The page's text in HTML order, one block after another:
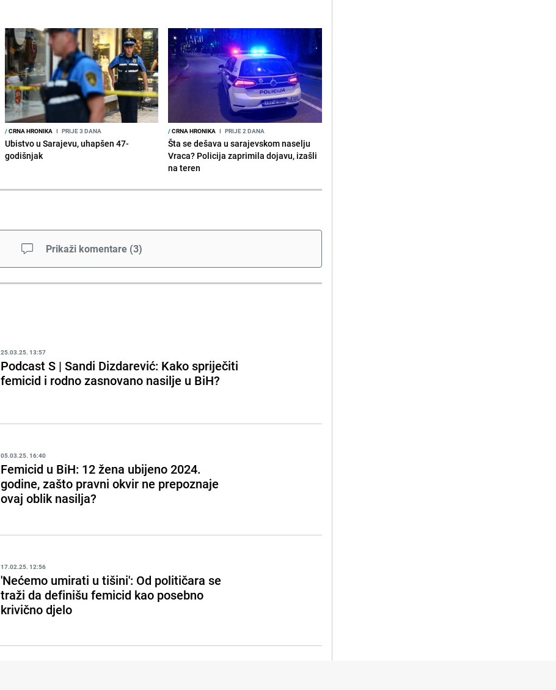
/CRNA HRONIKA I PRIJE 3 DANA
Ubistvo u Sarajevu, uhapšen 47-
godišnjak
/CRNA HRONIKA I PRIJE 2 DANA
Šta se dešava u sarajevskom naselju
Vraca? Policija zaprimila dojavu, izašli
na teren
Prikaži komentare (3)
25.03.25. 13:57
Podcast S | Sandi Dizdarević: Kako spriječiti
femicid i rodno zasnovano nasilje u BiH?
05.03.25. 16:40
Femicid u BiH: 12 žena ubijeno 2024.
godine, zašto pravni okvir ne prepoznaje
ovaj oblik nasilja?
17.02.25. 12:56
'Nećemo umirati u tišini': Od političara se
traži da definišu femicid kao posebno
krivično djelo